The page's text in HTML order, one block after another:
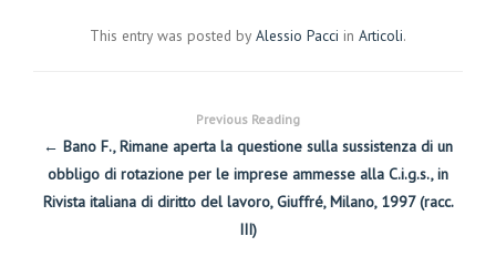
This entry was posted by Alessio Pacci in Articoli.
Previous Reading
← Bano F., Rimane aperta la questione sulla sussistenza di un
obbligo di rotazione per le imprese ammesse alla C.i.g.s., in
Rivista italiana di diritto del lavoro, Giuffré, Milano, 1997 (racc.
III)